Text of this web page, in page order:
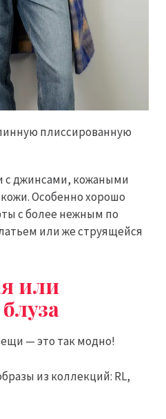
с джинсами, кожаными
Особенно хорошо
с более нежным по
или же струящейся
или
— это так модно!